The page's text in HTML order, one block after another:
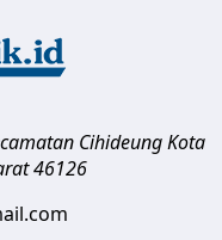
CihideungKota
46126